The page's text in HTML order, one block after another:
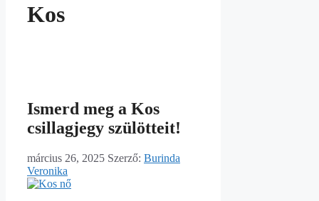
Kos
Ismerd meg a Kos
csillagjegy szülötteit!
március 26, 2025 Szerző: Burinda
Veronika